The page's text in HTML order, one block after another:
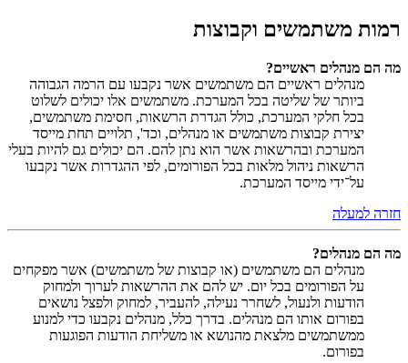
רמות משתמשים וקבוצות
מה הם מנהלים ראשיים?
מנהלים ראשיים הם משתמשים אשר נקבעו עם הרמה הגבוהה
ביותר של שליטה בכל המערכת. משתמשים אלו יכולים לשלוט
בכל חלקי המערכת, כולל הגדרת הרשאות, חסימת משתמשים,
יצירת קבוצות משתמשים או מנהלים, וכד', תלויים תחת מייסד
המערכת ובהרשאות אשר הוא נתן להם. הם יכולים גם להיות בעלי
הרשאות ניהול מלאות בכל הפורומים, לפי ההגדרות אשר נקבעו
על־ידי מייסד המערכת.
חזרה למעלה
מה הם מנהלים?
מנהלים הם משתמשים (או קבוצות של משתמשים) אשר מפקחים
על הפורומים בכל יום. יש להם את ההרשאות לערוך ולמחוק
הודעות ולנעול, לשחרר נעילה, להעביר, למחוק ולפצל נושאים
בפורום אותו הם מנהלים. בדרך כלל, מנהלים נקבעו כדי למנוע
ממשתמשים מלצאת מהנושא או משליחת הודעות הפוגעות
בפורום.